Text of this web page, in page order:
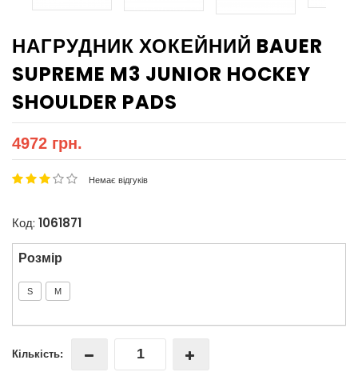
НАГРУДНИК ХОКЕЙНИЙ BAUER
SUPREME M3 JUNIOR HOCKEY
SHOULDER PADS
4972 грн.
Немає відгуків
Код: 1061871
Розмір
S M
Кількість: